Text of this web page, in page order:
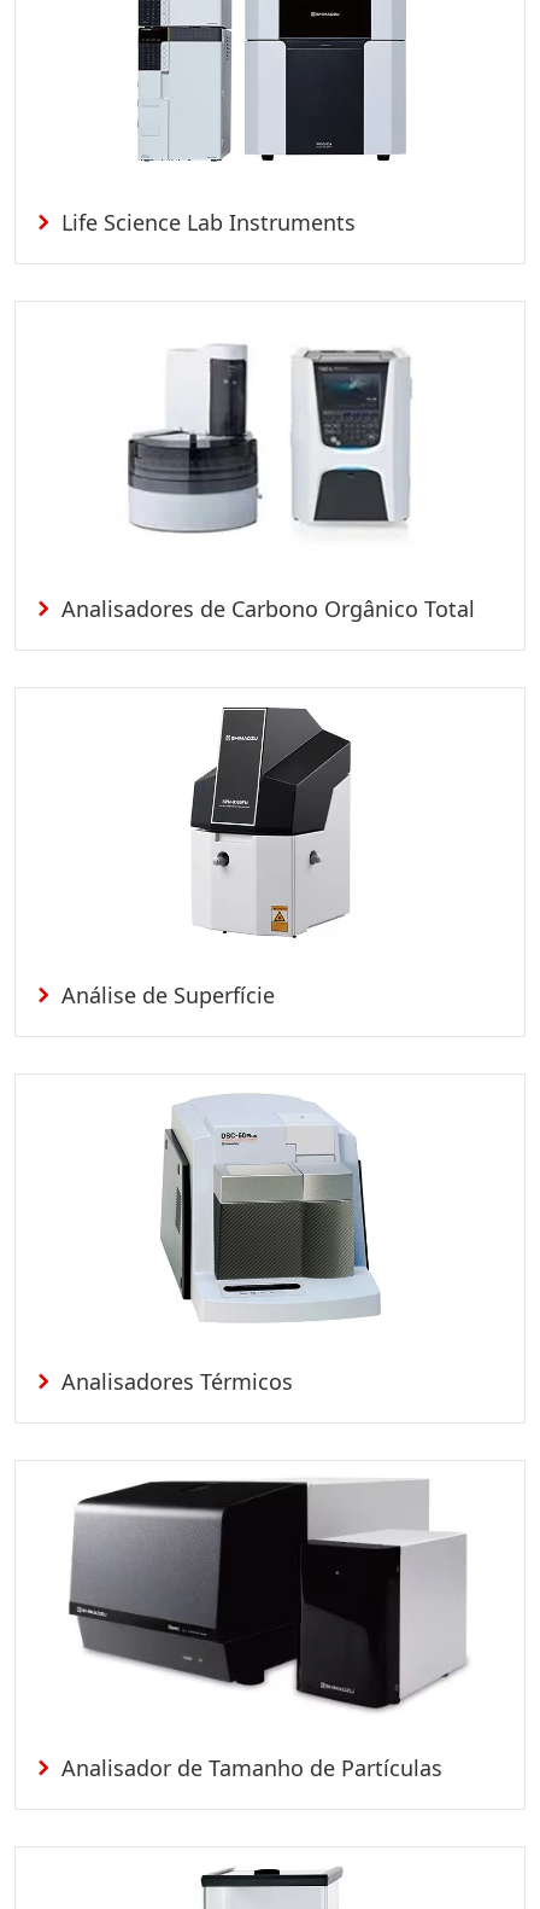
Life Science Lab Instruments
Analisadores de Carbono Orgânico Total
Análise de Superfície
Analisadores Térmicos
Analisador de Tamanho de Partículas